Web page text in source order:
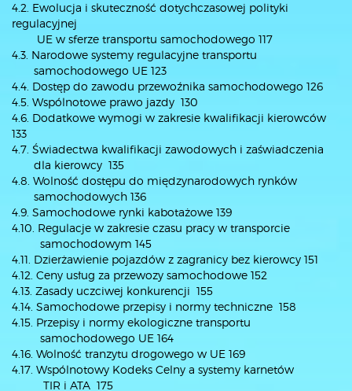
4.2. Ewolucja i skuteczność dotychczasowej polityki
regulacyjnej
UE w sferze transportu samochodowego 117
4.3. Narodowe systemy regulacyjne transportu
samochodowego UE 123
4.4. Dostęp do zawodu przewoźnika samochodowego 126
4.5. Wspólnotowe prawo jazdy 130
4.6. Dodatkowe wymogi w zakresie kwalifikacji kierowców
133
4.7. Świadectwa kwalifikacji zawodowych i zaświadczenia
dla kierowcy 135
4.8. Wolność dostępu do międzynarodowych rynków
samochodowych 136
4.9. Samochodowe rynki kabotażowe 139
4.10. Regulacje w zakresie czasu pracy w transporcie
samochodowym 145
4.11. Dzierżawienie pojazdów z zagranicy bez kierowcy 151
4.12. Ceny usług za przewozy samochodowe 152
4.13. Zasady uczciwej konkurencji 155
4.14. Samochodowe przepisy i normy techniczne 158
4.15. Przepisy i normy ekologiczne transportu
samochodowego UE 164
4.16. Wolność tranzytu drogowego w UE 169
4.17. Wspólnotowy Kodeks Celny a systemy karnetów
TIR i ATA 175